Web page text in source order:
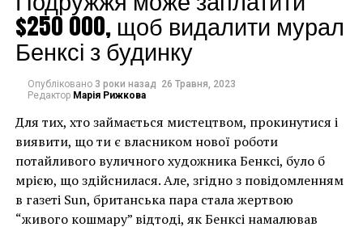
В дополнение к Сан-Сальватору землетрясения
серьезно повредили фасад базилики Сант-Эутицио
возле коммуны Пречи. К тому же, рухнула
колокольня в церкви Санта-Мария-ин-Виа в
Камерине. По оценкам, примерно 80% домов в
городе являются непригодными для жизни после
катастрофы, однако, к счастью, не было
зафиксировано смертельных случаев.
Стоит отметить, что Национальный институт
геофизики и вулканологии Италии обнаружил сотни
$250 000, щоб видалити мурал
Бенксі з будинку
Опубліковано 3 роки назад 26 Травня, 2023
Редактор Марія Рижкова
Для тих, хто займається мистецтвом, прокинутися і
виявити, що ти є власником нової роботи
потайливого вуличного художника Бенксі, було б
мрією, що здійснилася. Але, згідно з повідомленням
в газеті Sun, британська пара стала жертвою
“живого кошмару” відтоді, як Бенксі намалював